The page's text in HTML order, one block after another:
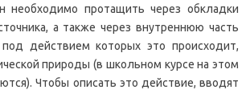
необходимо протащить через обкладки
а также через внутреннюю часть
действием которых это происходит,
природы (в школьном курсе на этом
Чтобы описать это действие, вводят